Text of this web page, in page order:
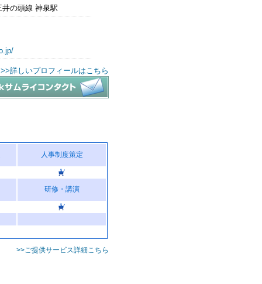
の頭線 神泉駅
>>詳しいプロフィールはこちら
人事制度策定
研修・講演
>>ご提供サービス詳細こちら